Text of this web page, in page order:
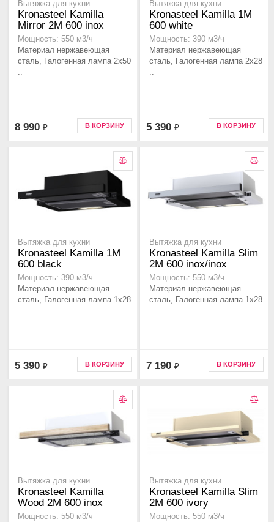
Вытяжка для кухни
Kronasteel Kamilla
Mirror 2M 600 inox
Мощность: 550 м3/ч
Материал нержавеющая
сталь, Галогенная лампа 2x50
..
8 990 ₽ В КОРЗИНУ
Вытяжка для кухни
Kronasteel Kamilla 1M
600 white
Мощность: 390 м3/ч
Материал нержавеющая
сталь, Галогенная лампа 2x28
..
5 390 ₽ В КОРЗИНУ
Вытяжка для кухни
Kronasteel Kamilla 1M
600 black
Мощность: 390 м3/ч
Материал нержавеющая
сталь, Галогенная лампа 1x28
..
5 390 ₽ В КОРЗИНУ
Вытяжка для кухни
Kronasteel Kamilla Slim
2M 600 inox/inox
Мощность: 550 м3/ч
Материал нержавеющая
сталь, Галогенная лампа 1x28
..
7 190 ₽ В КОРЗИНУ
Вытяжка для кухни
Kronasteel Kamilla
Wood 2M 600 inox
Мощность: 550 м3/ч
Вытяжка для кухни
Kronasteel Kamilla Slim
2M 600 ivory
Мощность: 550 м3/ч